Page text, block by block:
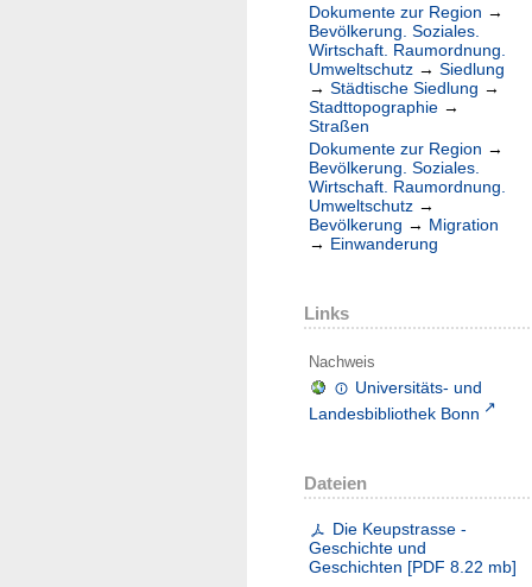
Dokumente zur Region →
Bevölkerung. Soziales.
Wirtschaft. Raumordnung.
Umweltschutz → Siedlung
→ Städtische Siedlung →
Stadttopographie →
Straßen
Dokumente zur Region →
Bevölkerung. Soziales.
Wirtschaft. Raumordnung.
Umweltschutz →
Bevölkerung → Migration
→ Einwanderung
Links
Nachweis
Universitäts- und
Landesbibliothek Bonn
Dateien
Die Keupstrasse -
Geschichte und
Geschichten [PDF 8.22 mb]